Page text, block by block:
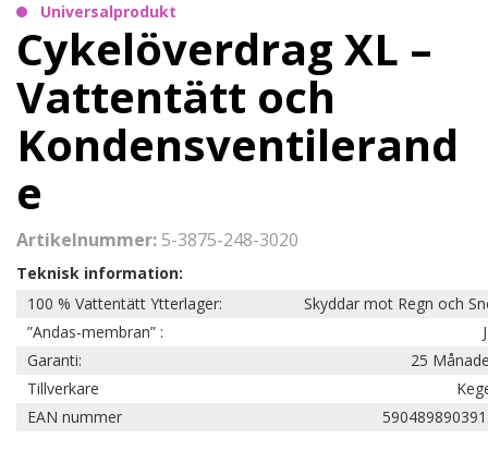
Universalprodukt
Cykelöverdrag XL –
Vattentätt och
Kondensventilerand
e
Artikelnummer: 5-3875-248-3020
Teknisk information:
100 % Vattentätt Ytterlager:
Skyddar mot Regn och
”Andas-membran” :
Garanti:
25
Tillverkare
EAN nummer